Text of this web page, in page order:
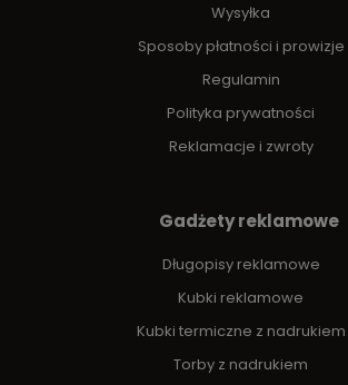
Wysyłka
Sposoby płatności i prowizje
Regulamin
Polityka prywatności
Reklamacje i zwroty
Gadżety reklamowe
Długopisy reklamowe
Kubki reklamowe
Kubki termiczne z nadrukiem
Torby z nadrukiem